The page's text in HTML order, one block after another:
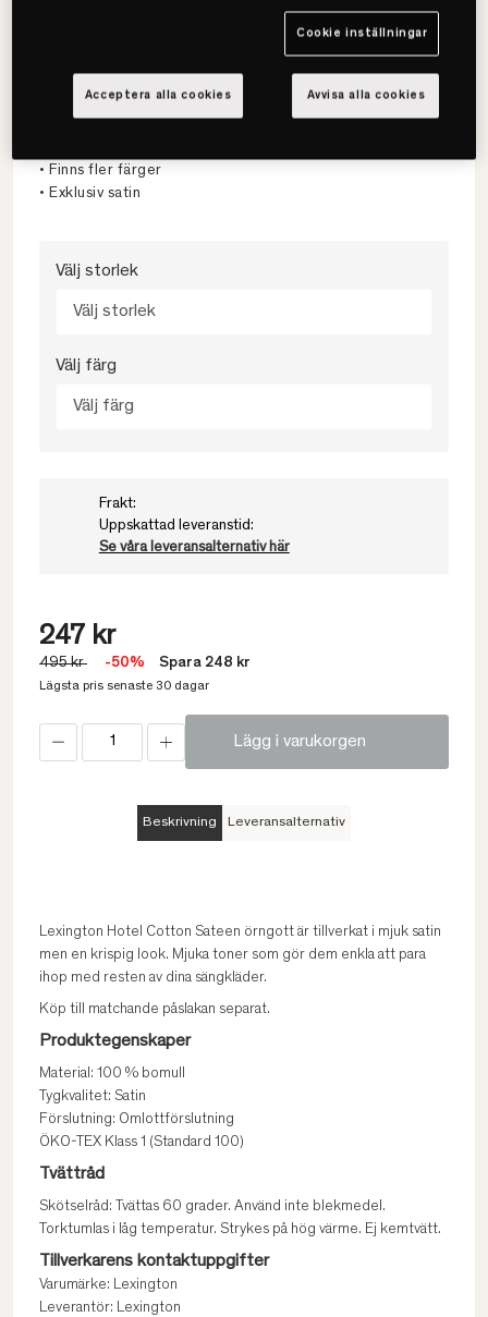
Lexington
Hotel Cotton Sateen Örngott
• Finns fler färger
• Exklusiv satin
Välj storlek
Välj storlek
Välj färg
Välj färg
Frakt:
Uppskattad leveranstid:
Se våra leveransalternativ här
247 kr
495 kr -50% Spara 248 kr
Lägsta pris senaste 30 dagar
Lägg i varukorgen
Beskrivning Leveransalternativ
Lexington Hotel Cotton Sateen örngott är tillverkat i mjuk satin
men en krispig look. Mjuka toner som gör dem enkla att para
ihop med resten av dina sängkläder.
Köp till matchande påslakan separat.
Produktegenskaper
Material: 100 % bomull
Tygkvalitet: Satin
Förslutning: Omlottförslutning
ÖKO-TEX Klass 1 (Standard 100)
Tvättråd
Skötselråd: Tvättas 60 grader. Använd inte blekmedel.
Torktumlas i låg temperatur. Strykes på hög värme. Ej kemtvätt.
Tillverkarens kontaktuppgifter
Varumärke: Lexington
Leverantör: Lexington
Cookie inställningar
Avvisa alla cookies
Acceptera alla cookies